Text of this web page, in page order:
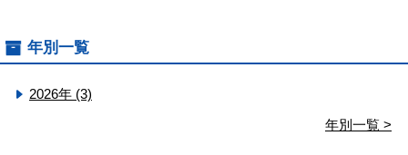
年別一覧
2026年 (3)
年別一覧 >